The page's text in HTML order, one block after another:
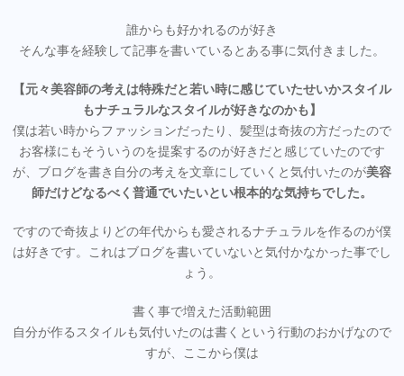
誰からも好かれるのが好き
そんな事を経験して記事を書いているとある事に気付きました。
【元々美容師の考えは特殊だと若い時に感じていたせいかスタイル
もナチュラルなスタイルが好きなのかも】
僕は若い時からファッションだったり、髪型は奇抜の方だったので
お客様にもそういうのを提案するのが好きだと感じていたのです
が、ブログを書き自分の考えを文章にしていくと気付いたのが美容
師だけどなるべく普通でいたいとい根本的な気持ちでした。
ですので奇抜よりどの年代からも愛されるナチュラルを作るのが僕
は好きです。これはブログを書いていないと気付かなかった事でし
ょう。
書く事で増えた活動範囲
自分が作るスタイルも気付いたのは書くという行動のおかげなので
すが、ここから僕は